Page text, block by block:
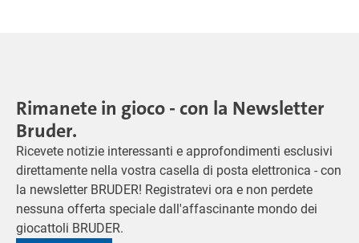
Rimanete in gioco - con la Newsletter
Bruder.
Ricevete notizie interessanti e approfondimenti esclusivi
direttamente nella vostra casella di posta elettronica - con
la newsletter BRUDER! Registratevi ora e non perdete
nessuna offerta speciale dall'affascinante mondo dei
giocattoli BRUDER.